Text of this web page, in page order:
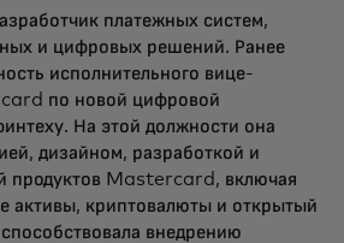
платежных систем,
и цифровых решений. Ранее
исполнительного вице-
по новой цифровой
На этой должности она
дизайном, разработкой и
продуктов Mastercard, включая
активы, криптовалюты и открытый
внедрению